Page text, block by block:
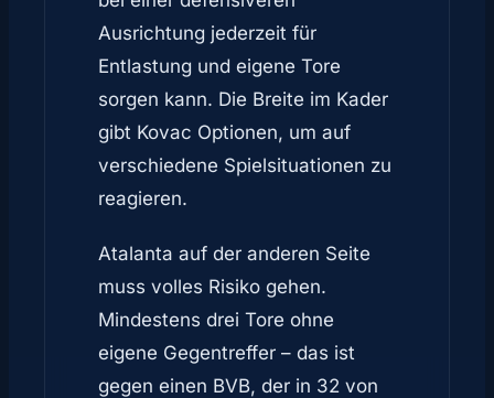
Ausrichtung jederzeit für
Entlastung und eigene Tore
sorgen kann. Die Breite im Kader
gibt Kovac Optionen, um auf
verschiedene Spielsituationen zu
reagieren.
Atalanta auf der anderen Seite
muss volles Risiko gehen.
Mindestens drei Tore ohne
eigene Gegentreffer – das ist
gegen einen BVB, der in 32 von